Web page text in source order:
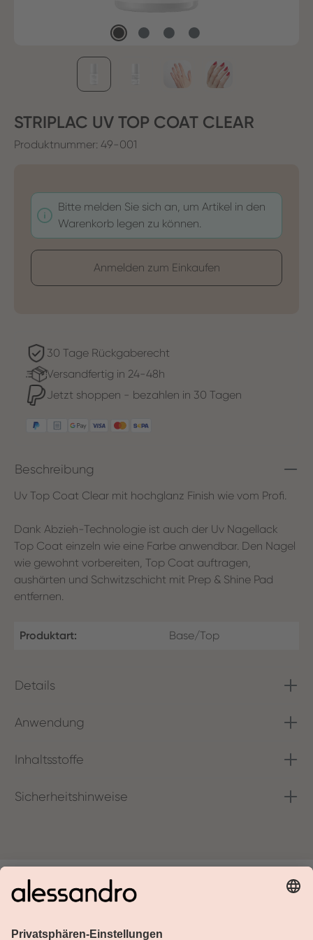
STRIPLAC UV TOP COAT CLEAR
Produktnummer: 49-001
Bitte melden Sie sich an, um Artikel in den
Warenkorb legen zu können.
Anmelden zum Einkaufen
30 Tage Rückgaberecht
Versandfertig in 24-48h
Jetzt shoppen - bezahlen in 30 Tagen
Beschreibung
Uv Top Coat Clear mit hochglanz Finish wie vom Profi.
Dank Abzieh-Technologie ist auch der Uv Nagellack
Top Coat einzeln wie eine Farbe anwendbar. Den Nagel
wie gewohnt vorbereiten, Top Coat auftragen,
aushärten und Schwitzschicht mit Prep & Shine Pad
entfernen.
Produktart: Base/Top
Details
Anwendung
Inhaltsstoffe
Sicherheitshinweise